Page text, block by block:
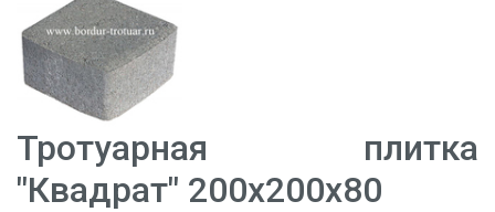
Тротуарная плитка
"Квадрат" 200х200х80